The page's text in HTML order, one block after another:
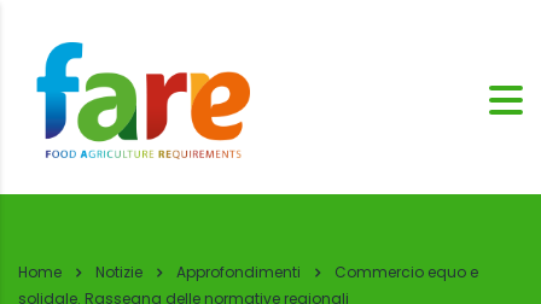
Home Notizie Approfondimenti
Commercio equo e
solidale. Rassegna delle normative regionali